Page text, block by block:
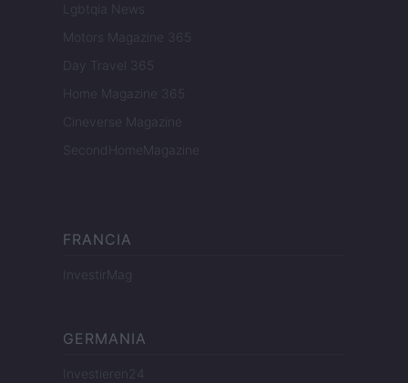
Lgbtqia News
Motors Magazine 365
Day Travel 365
Home Magazine 365
Cineverse Magazine
SecondHomeMagazine
FRANCIA
InvestirMag
GERMANIA
Investieren24